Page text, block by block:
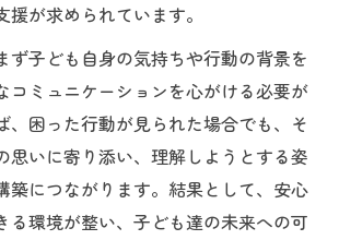
援が求められています。
ず子ども自身の気持ちや行動の背景を
コミュニケーションを心がける必要が
、困った行動が見られた場合でも、そ
思いに寄り添い、理解しようとする姿
築につながります。結果として、安心
る環境が整い、子ども達の未来への可